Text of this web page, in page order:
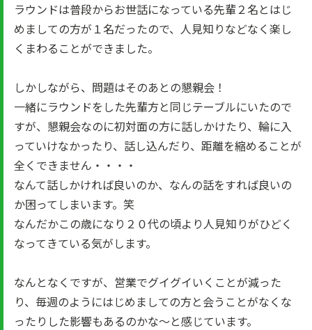
ラウンドは普段からお世話になっている先輩２名とはじ
めましての方が１名だったので、人見知りなどなく楽し
くまわることができました。
しかしながら、問題はそのあとの懇親会！
一緒にラウンドをした先輩方と同じテーブルにいたので
すが、懇親会なのに初対面の方に話しかけたり、輪に入
っていけなかったり、話し込んだり、距離を縮めることが
全くできません・・・・
なんて話しかければ良いのか、なんの話をすれば良いの
か困ってしまいます。笑
なんだかこの歳になり２０代の頃より人見知りがひどく
なってきている気がします。
なんとなくですが、営業でグイグイいくことが減った
り、毎週のようにはじめましての方と会うことがなくな
ったりした影響もあるのかな～と感じています。